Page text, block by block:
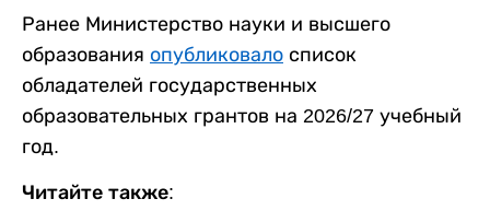
Ранее Министерство науки и высшего
образования опубликовало список
обладателей государственных
образовательных грантов на 2026/27 учебный
год.
Читайте также: